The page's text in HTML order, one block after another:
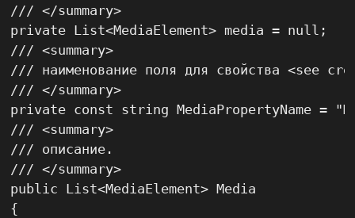
/// </summary>
private List<MediaElement> media = null;
/// <summary>
/// наименование поля для свойства <see
/// </summary>
private const string MediaPropertyName =
/// <summary>
/// описание.
/// </summary>
public List<MediaElement> Media
{